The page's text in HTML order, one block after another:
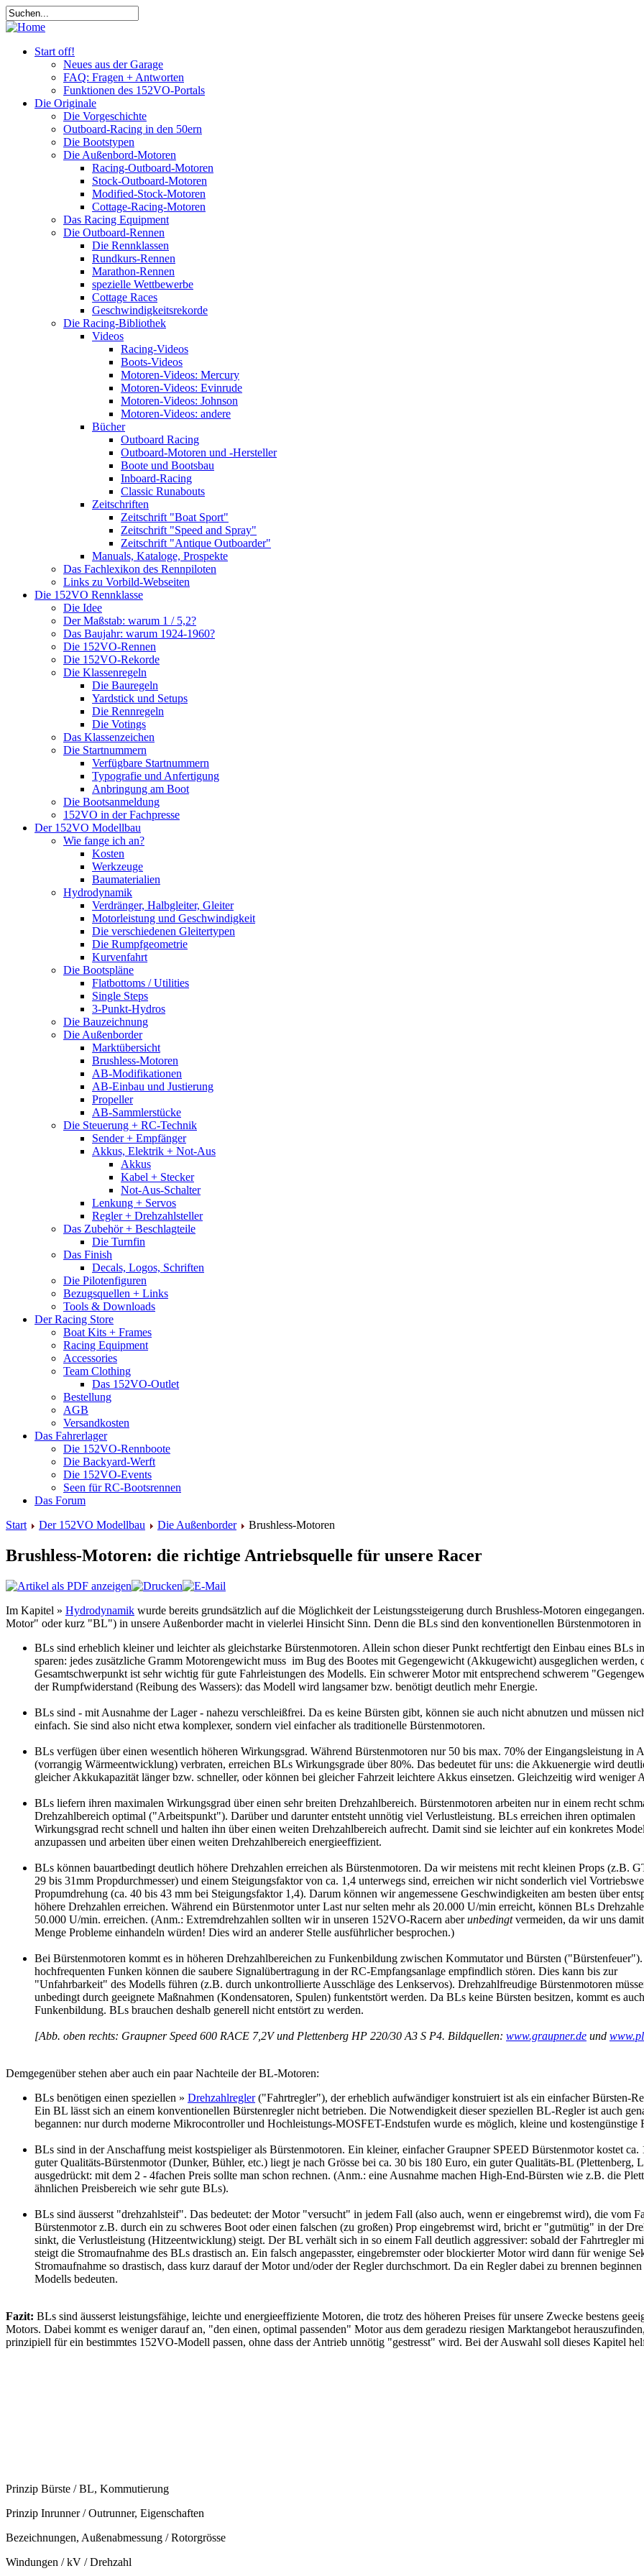
Start off!
Neues aus der Garage
FAQ: Fragen + Antworten
Funktionen des 152VO-Portals
Die Originale
Die Vorgeschichte
Outboard-Racing in den 50ern
Die Bootstypen
Die Außenbord-Motoren
Racing-Outboard-Motoren
Stock-Outboard-Motoren
Modified-Stock-Motoren
Cottage-Racing-Motoren
Das Racing Equipment
Die Outboard-Rennen
Die Rennklassen
Rundkurs-Rennen
Marathon-Rennen
spezielle Wettbewerbe
Cottage Races
Geschwindigkeitsrekorde
Die Racing-Bibliothek
Videos
Racing-Videos
Boots-Videos
Motoren-Videos: Mercury
Motoren-Videos: Evinrude
Motoren-Videos: Johnson
Motoren-Videos: andere
Bücher
Outboard Racing
Outboard-Motoren und -Hersteller
Boote und Bootsbau
Inboard-Racing
Classic Runabouts
Zeitschriften
Zeitschrift "Boat Sport"
Zeitschrift "Speed and Spray"
Zeitschrift "Antique Outboarder"
Manuals, Kataloge, Prospekte
Das Fachlexikon des Rennpiloten
Links zu Vorbild-Webseiten
Die 152VO Rennklasse
Die Idee
Der Maßstab: warum 1 / 5,2?
Das Baujahr: warum 1924-1960?
Die 152VO-Rennen
Die 152VO-Rekorde
Die Klassenregeln
Die Bauregeln
Yardstick und Setups
Die Rennregeln
Die Votings
Das Klassenzeichen
Die Startnummern
Verfügbare Startnummern
Typografie und Anfertigung
Anbringung am Boot
Die Bootsanmeldung
152VO in der Fachpresse
Der 152VO Modellbau
Wie fange ich an?
Kosten
Werkzeuge
Baumaterialien
Hydrodynamik
Verdränger, Halbgleiter, Gleiter
Motorleistung und Geschwindigkeit
Die verschiedenen Gleitertypen
Die Rumpfgeometrie
Kurvenfahrt
Die Bootspläne
Flatbottoms / Utilities
Single Steps
3-Punkt-Hydros
Die Bauzeichnung
Die Außenborder
Marktübersicht
Brushless-Motoren
AB-Modifikationen
AB-Einbau und Justierung
Propeller
AB-Sammlerstücke
Die Steuerung + RC-Technik
Sender + Empfänger
Akkus, Elektrik + Not-Aus
Akkus
Kabel + Stecker
Not-Aus-Schalter
Lenkung + Servos
Regler + Drehzahlsteller
Das Zubehör + Beschlagteile
Die Turnfin
Das Finish
Decals, Logos, Schriften
Die Pilotenfiguren
Bezugsquellen + Links
Tools & Downloads
Der Racing Store
Boat Kits + Frames
Racing Equipment
Accessories
Team Clothing
Das 152VO-Outlet
Bestellung
AGB
Versandkosten
Das Fahrerlager
Die 152VO-Rennboote
Die Backyard-Werft
Die 152VO-Events
Seen für RC-Bootsrennen
Das Forum
Start
Der 152VO Modellbau Die Außenborder Brushless-Motoren
Brushless-Motoren: die richtige Antriebsquelle für unsere Racer
Im Kapitel » Hydrodynamik wurde bereits grundsätzlich auf die Möglichkeit der Leistungssteigerung durch Brushless-Motoren
Motor" oder kurz "BL") in unsere Außenborder macht in vielerlei Hinsicht Sinn. Denn die BLs sind den konventionellen Bürstenmotoren in
BLs sind erheblich kleiner und leichter als gleichstarke Bürstenmotoren. Allein schon dieser Punkt rechtfertigt den Einbau eines BLs
sparen: jedes zusätzliche Gramm Motorengewicht muss im Bug des Bootes mit Gegengewicht (Akkugewicht) ausgeglichen werden,
Gesamtschwerpunkt ist sehr wichtig für gute Fahrleistungen des Modells. Ein schwerer Motor mit entsprechend schwerem
der Rumpfwiderstand (Reibung des Wassers): das Modell wird langsamer bzw. benötigt deutlich mehr Energie.
BLs sind - mit Ausnahme der Lager - nahezu verschleißfrei. Da es keine Bürsten gibt, können sie auch nicht abnutzen und müssen
einfach. Sie sind also nicht etwa komplexer, sondern viel einfacher als traditionelle Bürstenmotoren.
BLs verfügen über einen wesentlich höheren Wirkungsgrad. Während Bürstenmotoren nur 50 bis max. 70% der Eingangsleistung in
(vorrangig Wärmeentwicklung) verbraten, erreichen BLs Wirkungsgrade über 80%. Das bedeutet für uns: die Akkuenergie wird
gleicher Akkukapazität länger bzw. schneller, oder können bei gleicher Fahrzeit leichtere Akkus einsetzen. Gleichzeitig wird weniger
BLs liefern ihren maximalen Wirkungsgrad über einen sehr breiten Drehzahlbereich. Bürstenmotoren arbeiten nur in einem recht
Drehzahlbereich optimal ("Arbeitspunkt"). Darüber und darunter entsteht unnötig viel Verlustleistung. BLs erreichen ihren optimalen
Wirkungsgrad recht schnell und halten ihn über einen weiten Drehzahlbereich aufrecht. Damit sind sie leichter auf ein konkretes
anzupassen und arbeiten über einen weiten Drehzahlbereich energieeffizient.
BLs können bauartbedingt deutlich höhere Drehzahlen erreichen als Bürstenmotoren. Da wir meistens mit recht kleinen Props (z.B.
29 bis 31mm Propdurchmesser) und einem Steigungsfaktor von ca. 1,4 unterwegs sind, erreichen wir nicht sonderlich viel
Propumdrehung (ca. 40 bis 43 mm bei Steigungsfaktor 1,4). Darum können wir angemessene Geschwindigkeiten am besten über
höhere Drehzahlen erreichen. Während ein Bürstenmotor unter Last nur selten mehr als 20.000 U/min erreicht, können BLs
50.000 U/min. erreichen. (Anm.: Extremdrehzahlen sollten wir in unseren 152VO-Racern aberunbedingtvermeiden, da wir uns
Menge Probleme einhandeln würden! Dies wird an anderer Stelle ausführlicher besprochen.)
Bei Bürstenmotoren kommt es in höheren Drehzahlbereichen zu Funkenbildung zwischen Kommutator und Bürsten
hochfrequenten Funken können die saubere Signalübertragung in der RC-Empfangsanlage empfindlich stören. Dies kann bis zur
"Unfahrbarkeit" des Modells führen (z.B. durch unkontrollierte Ausschläge des Lenkservos). Drehzahlfreudige Bürstenmotoren
unbedingt durch geeignete Maßnahmen (Kondensatoren, Spulen) funkentstört werden. Da BLs keine Bürsten besitzen, kommt es
Funkenbildung. BLs brauchen deshalb generell nicht entstört zu werden.
[Abb. oben rechts: Graupner Speed 600 RACE 7,2V und Plettenberg HP 220/30 A3 S P4. Bildquellen: www.graupner.de und
Demgegenüber stehen aber auch ein paar Nachteile der BL-Motoren:
BLs benötigen einen speziellen » Drehzahlregler("Fahrtregler"), der erheblich aufwändiger konstruiert ist als ein einfacher Bürsten-
Ein BL lässt sich an einem konventionellen Bürstenregler nicht betrieben. Die Notwendigkeit dieser speziellen BL-Regler ist auch
begannen: nur durch moderne Mikrocontroller und Hochleistungs-MOSFET-Endstufen wurde es möglich, kleine und kostengünstige
BLs sind in der Anschaffung meist kostspieliger als Bürstenmotoren. Ein kleiner, einfacher Graupner SPEED Bürstenmotor kostet
guter Qualitäts-Bürstenmotor (Dunker, Bühler, etc.) liegt je nach Grösse bei ca. 30 bis 180 Euro, ein guter Qualitäts-BL (Plettenberg,
ausgedrückt: mit dem 2 - 4fachen Preis sollte man schon rechnen. (Anm.: eine Ausnahme machen High-End-Bürsten wie z.B. die
ähnlichen Preisbereich wie sehr gute BLs).
BLs sind äusserst "drehzahlsteif". Das bedeutet: der Motor "versucht" in jedem Fall (also auch, wenn er eingebremst wird), die vom
Bürstenmotor z.B. durch ein zu schweres Boot oder einen falschen (zu großen) Prop eingebremst wird, bricht er "gutmütig" in der
sinkt, die Verlustleistung (Hitzeentwicklung) steigt. Der BL verhält sich in so einem Fall deutlich aggressiver: sobald der Fahrtregler
steigt die Stromaufnahme des BLs drastisch an. Ein falsch angepasster, eingebremster oder blockierter Motor wird dann für wenige
Stromaufnahme so drastisch, dass kurz darauf der Motor und/oder der Regler durchschmort. Da ein Regler dabei zu brennen
Modells bedeuten.
Fazit: BLs sind äusserst leistungsfähige, leichte und energieeffiziente Motoren, die trotz des höheren Preises für unsere Zwecke bestens
Motors. Dabei kommt es weniger darauf an, "den einen, optimal passenden" Motor aus dem geradezu riesigen Marktangebot
prinzipiell für ein bestimmtes 152VO-Modell passen, ohne dass der Antrieb unnötig "gestresst" wird. Bei der Auswahl soll dieses Kapitel
Prinzip Bürste / BL, Kommutierung
Prinzip Inrunner / Outrunner, Eigenschaften
Bezeichnungen, Außenabmessung / Rotorgrösse
Windungen / kV / Drehzahl